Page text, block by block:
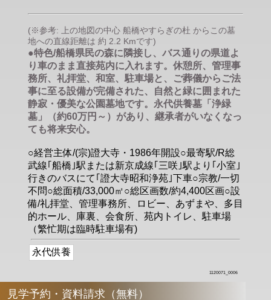
(※参考: 上の地図の中心 船橋やすらぎの杜 からこの墓
地への直線距離は 約 2.2 Kmです)
●特色/船橋県民の森に隣接し、バス通りの県道よ
り車のまま直接苑内に入れます。休憩所、管理事
務所、礼拝堂、和室、駐車場と、ご葬儀からご法
事に至る設備が完備された、自然と緑に囲まれた
静寂・優美な公園墓地です。永代供養墓「浄緑
墓」（約60万円～）があり、継承者がいなくなっ
ても将来安心。
○経営主体/(宗)證大寺・1986年開設○最寄駅/R総
武線｢船橋｣駅または新京成線｢三咲｣駅より｢小室｣
行きのバスにて｢證大寺昭和浄苑｣下車○宗教/一切
不問○総面積/33,000㎡○総区画数/約4,400区画○設
備/礼拝堂、管理事務所、ロビー、あずまや、多目
的ホール、庫裏、会食所、苑内トイレ、駐車場
（繁忙期は臨時駐車場有)
永代供養
1120071_0006
見学予約・資料請求（無料）